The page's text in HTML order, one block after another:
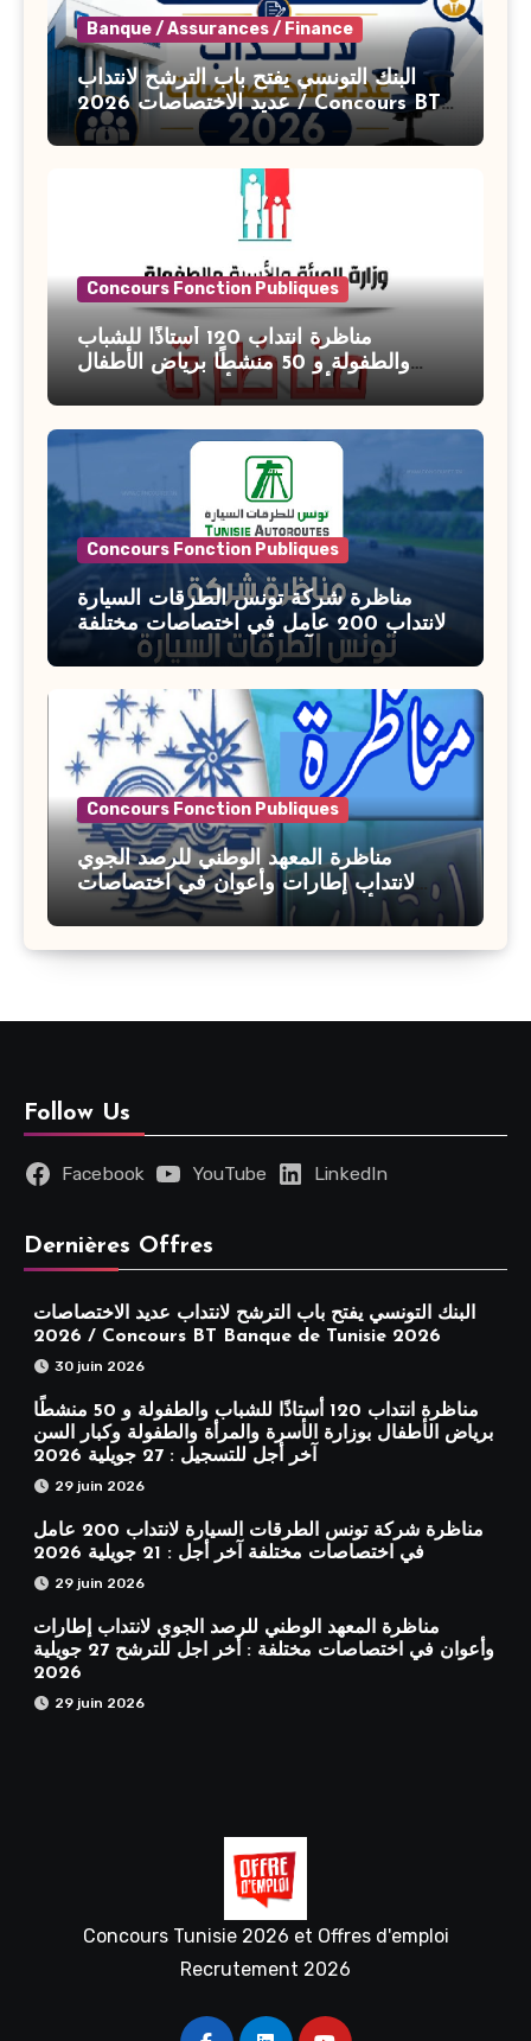
Banque / Assurances / Finance
البنك التونسي يفتح باب الترشح لانتداب
عديد الاختصاصات 2026 / Concours BT
Banque de Tunisie 2026
Concours Fonction Publiques
مناظرة انتداب 120 أستاذًا للشباب
والطفولة و 50 منشطًا برياض الأطفال
بوزارة الأسرة والمرأة والطفولة وكبار
Concours Fonction Publiques
مناظرة شركة تونس الطرقات السيارة
لانتداب 200 عامل في اختصاصات مختلفة
آخر أجل : 21 جويلية 2026
Concours Fonction Publiques
مناظرة المعهد الوطني للرصد الجوي
لانتداب إطارات وأعوان في اختصاصات
مختلفة : أخر اجل للترشح 27 جويلية 2026
Follow Us
Facebook YouTube LinkedIn
Dernières Offres
البنك التونسي يفتح باب الترشح لانتداب عديد الاختصاصات
2026 / Concours BT Banque de Tunisie 2026
30 juin 2026
مناظرة انتداب 120 أستاذًا للشباب والطفولة و 50 منشطًا
برياض الأطفال بوزارة الأسرة والمرأة والطفولة وكبار السن
آخر أجل للتسجيل : 27 جويلية 2026
29 juin 2026
مناظرة شركة تونس الطرقات السيارة لانتداب 200 عامل
في اختصاصات مختلفة آخر أجل : 21 جويلية 2026
29 juin 2026
مناظرة المعهد الوطني للرصد الجوي لانتداب إطارات
وأعوان في اختصاصات مختلفة : أخر اجل للترشح 27 جويلية
2026
29 juin 2026
Concours Tunisie 2026 et Offres d'emploi
Recrutement 2026